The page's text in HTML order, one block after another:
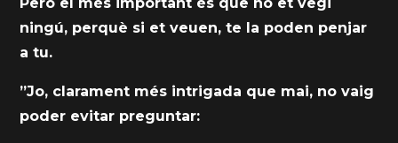
ningú, perquè si et veuen, te la poden penjar
a tu.
”Jo, clarament més intrigada que mai, no vaig
poder evitar preguntar: